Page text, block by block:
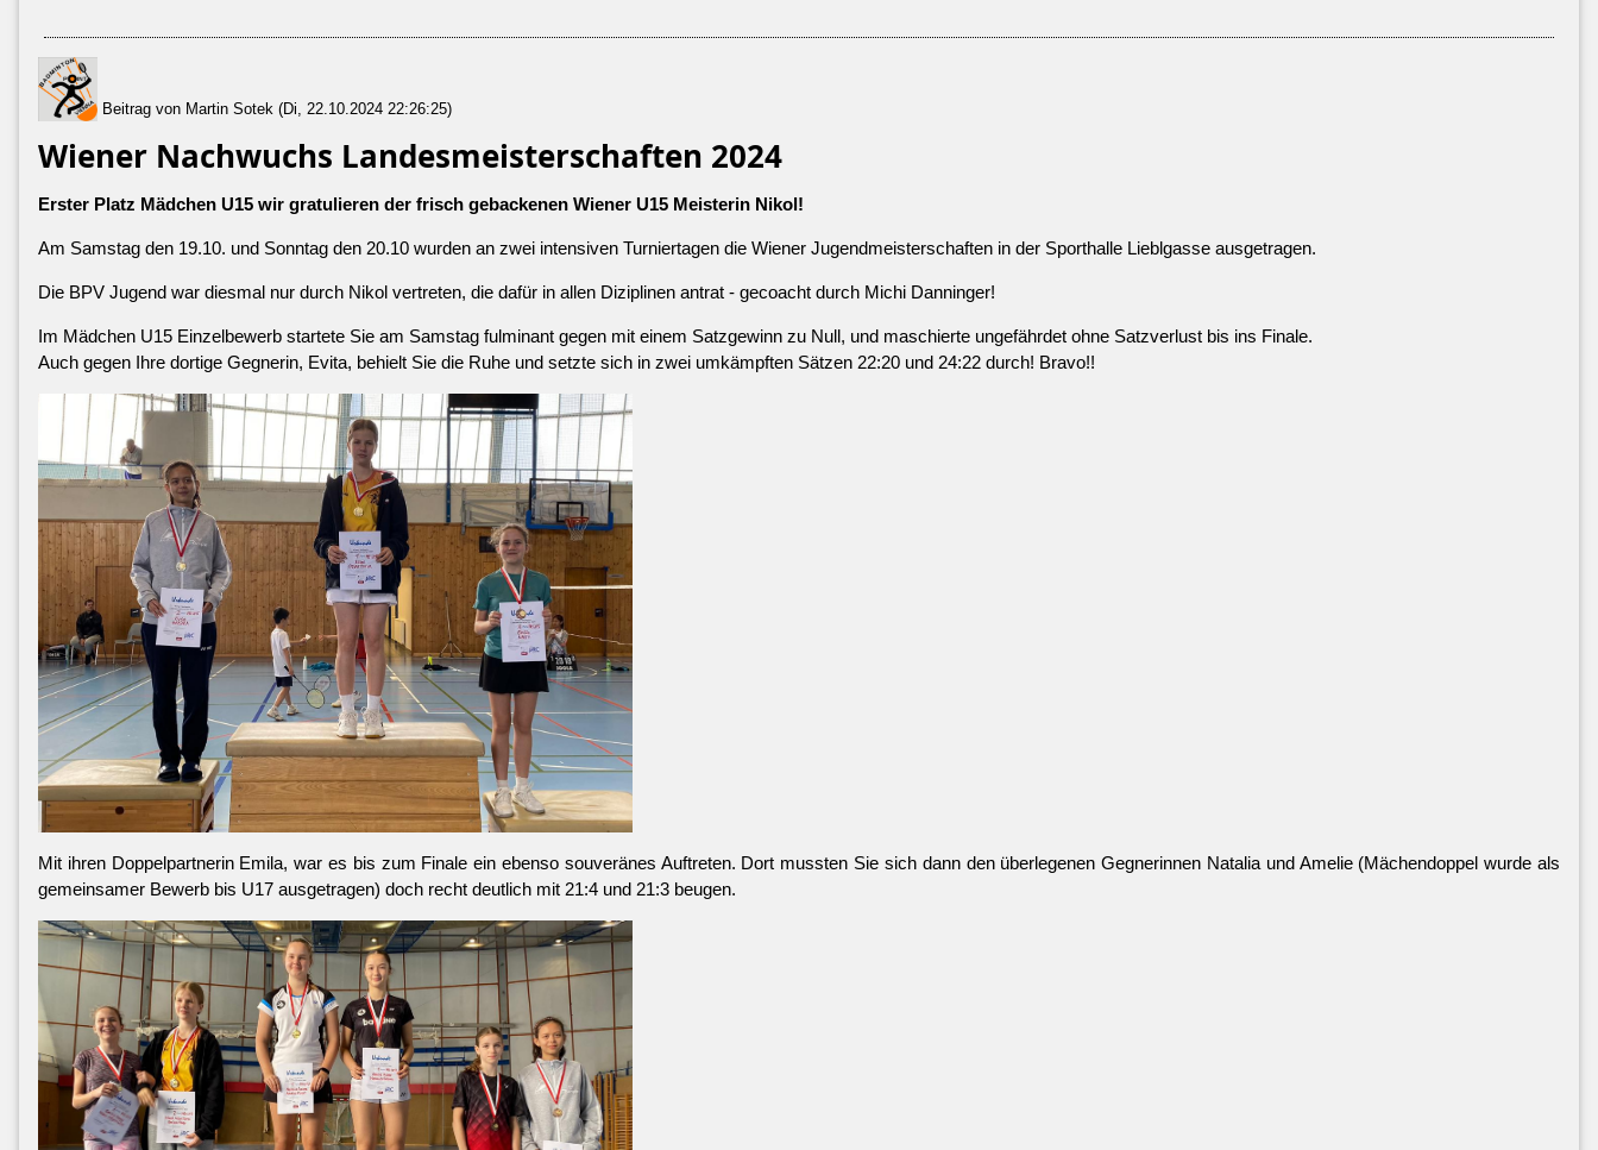
Beitrag von Martin Sotek (Di, 22.10.2024 22:26:25)
Wiener Nachwuchs Landesmeisterschaften 2024
Erster Platz Mädchen U15 wir gratulieren der frisch gebackenen Wiener U15 Meisterin Nikol!
Am Samstag den 19.10. und Sonntag den 20.10 wurden an zwei intensiven Turniertagen die Wiener Jugendmeisterschaften in der Sporthalle Lieblgasse ausgetragen.
Die BPV Jugend war diesmal nur durch Nikol vertreten, die dafür in allen Diziplinen antrat - gecoacht durch Michi Danninger!
Im Mädchen U15 Einzelbewerb startete Sie am Samstag fulminant gegen mit einem Satzgewinn zu Null, und maschierte ungefährdet ohne Satzverlust bis ins Finale.
Auch gegen Ihre dortige Gegnerin, Evita, behielt Sie die Ruhe und setzte sich in zwei umkämpften Sätzen 22:20 und 24:22 durch! Bravo!!
Mit ihren Doppelpartnerin Emila, war es bis zum Finale ein ebenso souveränes Auftreten. Dort mussten Sie sich dann den überlegenen Gegnerinnen Natalia und Amelie (Mächendoppel wurde als
gemeinsamer Bewerb bis U17 ausgetragen) doch recht deutlich mit 21:4 und 21:3 beugen.